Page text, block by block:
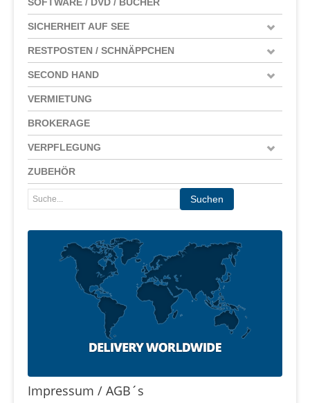
SICHERHEIT AUF SEE
RESTPOSTEN / SCHNÄPPCHEN
SECOND HAND
VERMIETUNG
BROKERAGE
VERPFLEGUNG
ZUBEHÖR
Impressum / AGB´s